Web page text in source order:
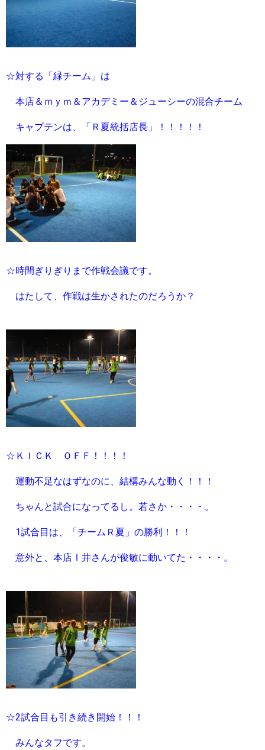
☆対する「緑チーム」は
本店＆ｍｙｍ＆アカデミー＆ジューシーの混合チーム
キャプテンは、「Ｒ夏統括店長」！！！！！
☆時間ぎりぎりまで作戦会議です。
はたして、作戦は生かされたのだろうか？
☆ＫＩＣＫ ＯＦＦ！！！！
運動不足なはずなのに、結構みんな動く！！！
ちゃんと試合になってるし。若さか・・・・。
1試合目は、「チームＲ夏」の勝利！！！
意外と、本店Ｉ井さんが俊敏に動いてた・・・・。
☆2試合目も引き続き開始！！！
みんなタフです。